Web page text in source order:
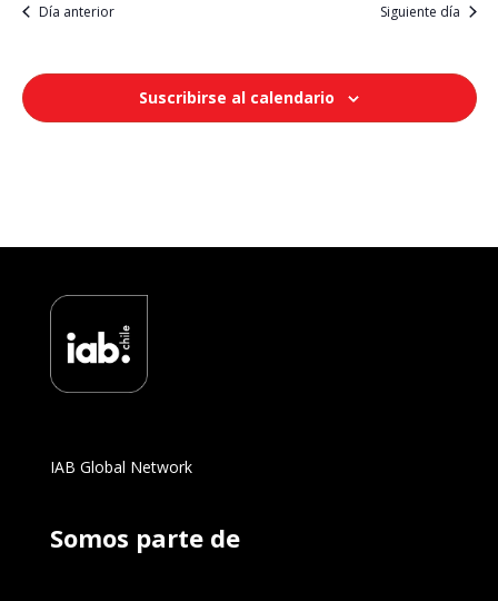
Día anterior Siguiente día
Suscribirse al calendario
IAB Global Network
Somos parte de